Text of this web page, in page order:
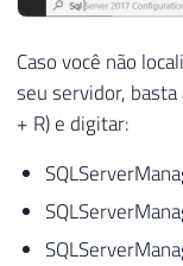
Caso você não
seu servidor,
+ R) e digitar: